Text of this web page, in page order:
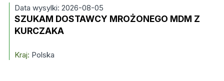
Data wysylki: 2026-08-05
SZUKAM DOSTAWCY MROŻONEGO MDM Z
KURCZAKA
Kraj: Polska